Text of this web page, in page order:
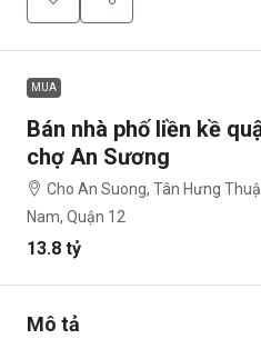
MUA
Bán nhà phố liền kề
chợ An Sương
Cho An Suong, Tân Hưng
Nam, Quận 12
13.8 tỷ
Mô tả